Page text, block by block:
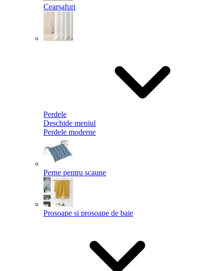
Cearșafuri
Perdele
Deschide meniul
Perdele moderne
Perne pentru scaune
Prosoape si prosoape de baie